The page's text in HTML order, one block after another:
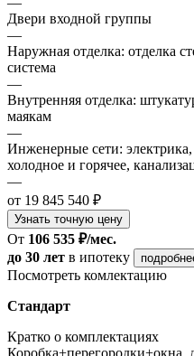
Двери входной группы
—
Наружная отделка: отделка
система
—
Внутренняя отделка:
маякам
—
Инженерные сети:
холодное и горячее,
—
от 19 845 540 ₽
Узнать точную цену
От 106 535 ₽/мес.
до 30 лет в ипотеку
Посмотреть комлектацию
Стандарт
Кратко о комплектациях
Коробка+перегородки+окна,